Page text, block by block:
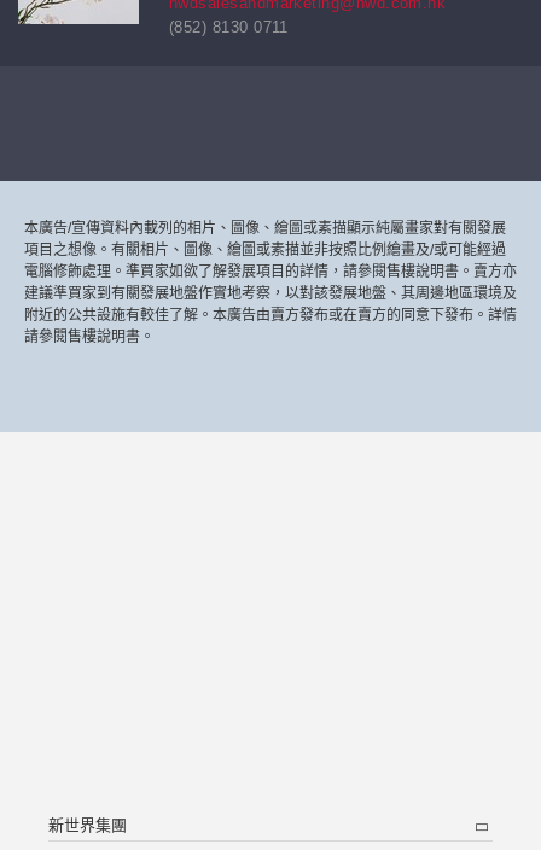
(852) 8130 0711
本廣告/宣傳資料內載列的相片、圖像、繪圖或素描顯示純屬畫家對有關發展
項目之想像。有關相片、圖像、繪圖或素描並非按照比例繪畫及/或可能經過
電腦修飾處理。準買家如欲了解發展項目的詳情，請參閱售樓說明書。賣方亦
建議準買家到有關發展地盤作實地考察，以對該發展地盤、其周邊地區環境及
附近的公共設施有較佳了解。本廣告由賣方發布或在賣方的同意下發布。詳情
請參閱售樓說明書。
新世界集團